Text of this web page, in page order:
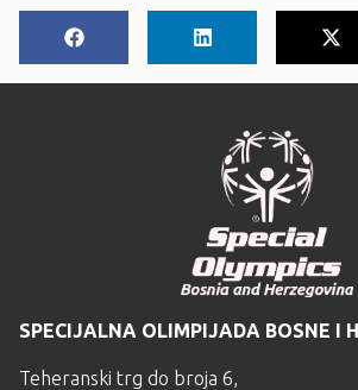
SPECIJALNA OLIMPIJADA BOSNE I
Teheranski trg do broja 6,